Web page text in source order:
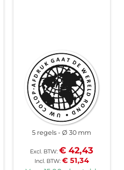
5 regels Ø 30 mm
€ 51,34
€ 42,43